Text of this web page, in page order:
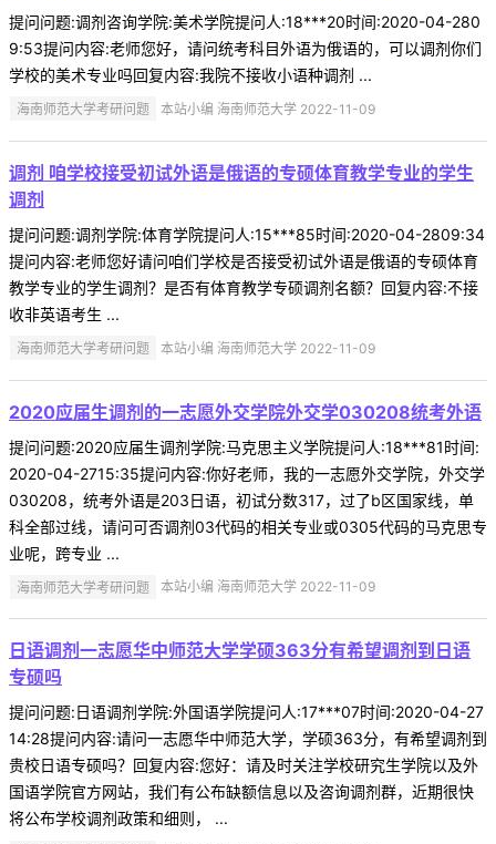
提问问题:调剂咨询学院:美术学院提问人:18***20时间:2020-04-280
9:53提问内容:老师您好，请问统考科目外语为俄语的，可以调剂你们
学校的美术专业吗回复内容:我院不接收小语种调剂 ...
海南师范大学考研问题 本站小编 海南师范大学 2022-11-09
调剂 咱学校接受初试外语是俄语的专硕体育教学专业的学生
调剂
提问问题:调剂学院:体育学院提问人:15***85时间:2020-04-2809:34
提问内容:老师您好请问咱们学校是否接受初试外语是俄语的专硕体育
教学专业的学生调剂？是否有体育教学专硕调剂名额？回复内容:不接
收非英语考生 ...
海南师范大学考研问题 本站小编 海南师范大学 2022-11-09
2020应届生调剂的一志愿外交学院外交学030208统考外语
提问问题:2020应届生调剂学院:马克思主义学院提问人:18***81时间:
2020-04-2715:35提问内容:你好老师，我的一志愿外交学院，外交学
030208，统考外语是203日语，初试分数317，过了b区国家线，单
科全部过线，请问可否调剂03代码的相关专业或0305代码的马克思专
业呢，跨专业 ...
海南师范大学考研问题 本站小编 海南师范大学 2022-11-09
日语调剂一志愿华中师范大学学硕363分有希望调剂到日语
专硕吗
提问问题:日语调剂学院:外国语学院提问人:17***07时间:2020-04-27
14:28提问内容:请问一志愿华中师范大学，学硕363分，有希望调剂到
贵校日语专硕吗？回复内容:您好：请及时关注学校研究生学院以及外
国语学院官方网站，我们有公布缺额信息以及咨询调剂群，近期很快
将公布学校调剂政策和细则， ...